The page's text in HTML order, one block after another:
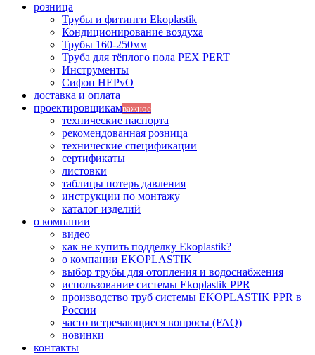
розница
Трубы и фитинги Ekoplastik
Кондиционирование воздуха
Трубы 160-250мм
Труба для тёплого пола PEX PERT
Инструменты
Сифон HEPvO
доставка и оплата
проектировщикамважное
технические паспорта
рекомендованная розница
технические спецификации
сертификаты
листовки
таблицы потерь давления
инструкции по монтажу
каталог изделий
о компании
видео
как не купить подделку Ekoplastik?
о компании EKOPLASTIK
выбор трубы для отопления и водоснабжения
использование системы Ekoplastik PPR
производство труб системы EKOPLASTIK PPR в
России
часто встречающиеся вопросы (FAQ)
новинки
контакты